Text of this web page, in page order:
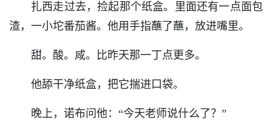
扎西走过去，捡起那个纸盒。里面还有一点面包
渣，一小坨番茄酱。他用手指蘸了蘸，放进嘴里。
甜。酸。咸。比昨天那一丁点更多。
他舔干净纸盒，把它揣进口袋。
晚上，诺布问他：“今天老师说什么了？”